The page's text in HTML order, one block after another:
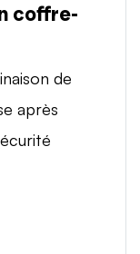
coffre-
de
après